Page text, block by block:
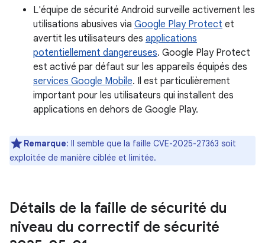
L'équipe de sécurité Android surveille activement les
utilisations abusives via Google Play Protect et
avertit les utilisateurs des applications
potentiellement dangereuses. Google Play Protect
est activé par défaut sur les appareils équipés des
services Google Mobile. Il est particulièrement
important pour les utilisateurs qui installent des
applications en dehors de Google Play.
Remarque: Il semble que la faille CVE-2025-27363 soit
exploitée de manière ciblée et limitée.
Détails de la faille de sécurité du
niveau du correctif de sécurité